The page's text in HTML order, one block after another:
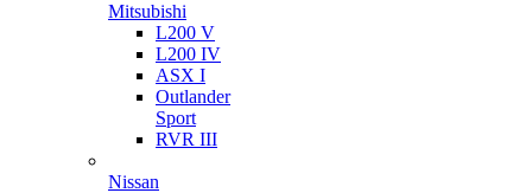
Mitsubishi
L200 V
L200 IV
ASX I
Outlander
Sport
RVR III
Nissan